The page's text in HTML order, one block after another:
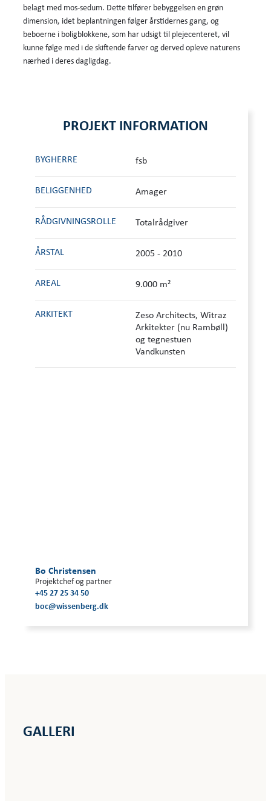
belagt med mos-sedum. Dette tilfører bebyggelsen en grøn
dimension, idet beplantningen følger årstidernes gang, og
beboerne i boligblokkene, som har udsigt til plejecenteret, vil
kunne følge med i de skiftende farver og derved opleve naturens
nærhed i deres dagligdag.
PROJEKT INFORMATION
BYGHERRE fsb
BELIGGENHED Amager
RÅDGIVNINGS­ROLLE Totalrådgiver
ÅRSTAL 2005 - 2010
AREAL 9.000 m²
ARKITEKT
Zeso Architects, Witraz
Arkitekter (nu Rambøll)
og tegnestuen
Vandkunsten
Bo Christensen
Projektchef og partner
+45 27 25 34 50
boc@wissenberg.dk
GALLERI